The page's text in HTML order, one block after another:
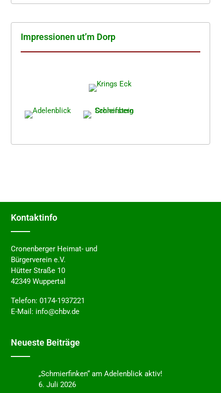
Impres­sio­nen ut’m Dorp
Kontakt­in­fo
Cronenberger Heimat- und
Bürgerverein e.V.
Hütter Straße 10
42349 Wuppertal
Telefon: 0174-1937221
E-Mail: info@chbv.de
Neues­te Beiträge
„Schmier­fin­ken“ am Adelen­blick aktiv!
6. Juli 2026